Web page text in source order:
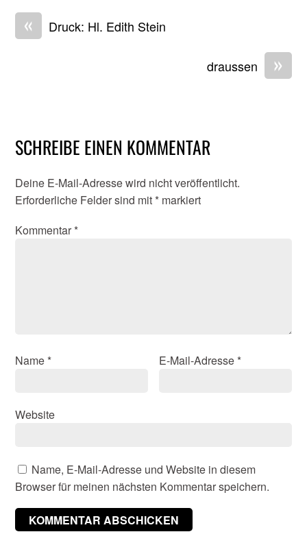
« Druck: Hl. Edith Stein
»
draussen
SCHREIBE EINEN KOMMENTAR
Deine E-Mail-Adresse wird nicht veröffentlicht.
Erforderliche Felder sind mit * markiert
Kommentar *
Name * E-Mail-Adresse *
Website
Name, E-Mail-Adresse und Website in diesem
Browser für meinen nächsten Kommentar speichern.